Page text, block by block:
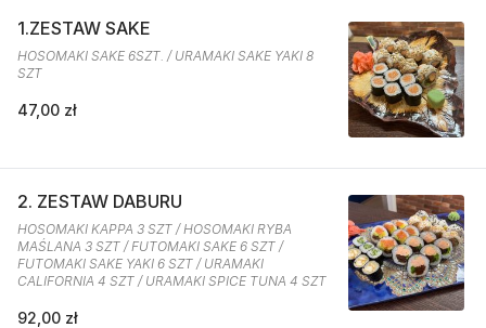
1.ZESTAW SAKE
HOSOMAKI SAKE 6SZT. / URAMAKI SAKE YAKI 8
SZT
47,00 zł
2. ZESTAW DABURU
HOSOMAKI KAPPA 3 SZT / HOSOMAKI RYBA
MAŚLANA 3 SZT / FUTOMAKI SAKE 6 SZT /
FUTOMAKI SAKE YAKI 6 SZT / URAMAKI
CALIFORNIA 4 SZT / URAMAKI SPICE TUNA 4 SZT
92,00 zł